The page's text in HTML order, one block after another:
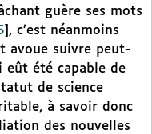
guère ses mots
, c’est néanmoins
avoue suivre peut-
eût été capable de
de science
à savoir donc
des nouvelles